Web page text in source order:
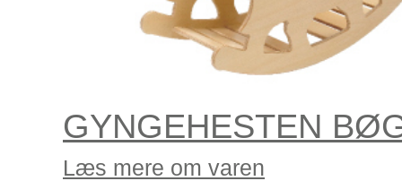
GYNGEHESTEN
Læs mere om varen